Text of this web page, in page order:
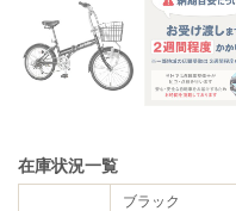
在庫状況一覧
ブラック